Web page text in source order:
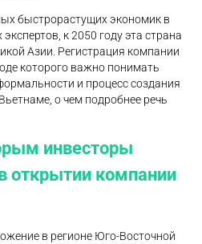
быстрорастущих экономик в
к 2050 году эта страна
Азии. Регистрация компании
которого важно понимать
и процесс создания
о чем подробнее речь
инвесторы
открытии компании
в регионе Юго-Восточной